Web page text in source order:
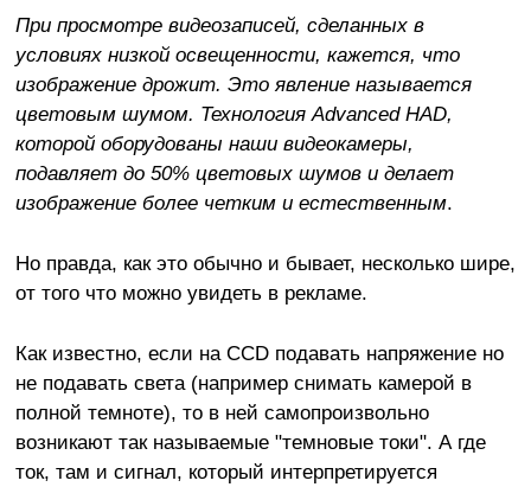
При просмотре видеозаписей, сделанных в
условиях низкой освещенности, кажется, что
изображение дрожит. Это явление называется
цветовым шумом. Технология Advanced HAD,
которой оборудованы наши видеокамеры,
подавляет до 50% цветовых шумов и делает
изображение более четким и естественным.
Но правда, как это обычно и бывает, несколько шире,
от того что можно увидеть в рекламе.
Как известно, если на CCD подавать напряжение но
не подавать света (например снимать камерой в
полной темноте), то в ней самопроизвольно
возникают так называемые "темновые токи". А где
ток, там и сигнал, который интерпретируется